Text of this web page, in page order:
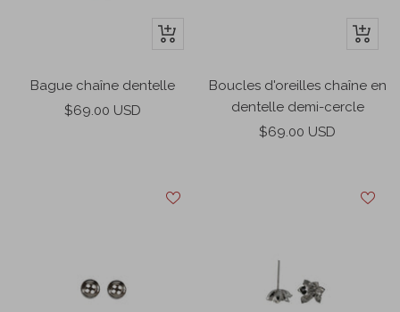
Apercu
Bague chaîne dentelle
Prix
$69.00 USD
Ajouter
Boucles d'oreilles chaîne en
dentelle demi-cercle
Prix
$69.00 USD